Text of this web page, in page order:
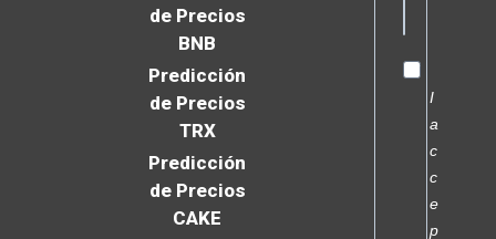
de Precios
BNB
Predicción
de Precios
TRX
Predicción
de Precios
CAKE
I
a
c
c
e
p